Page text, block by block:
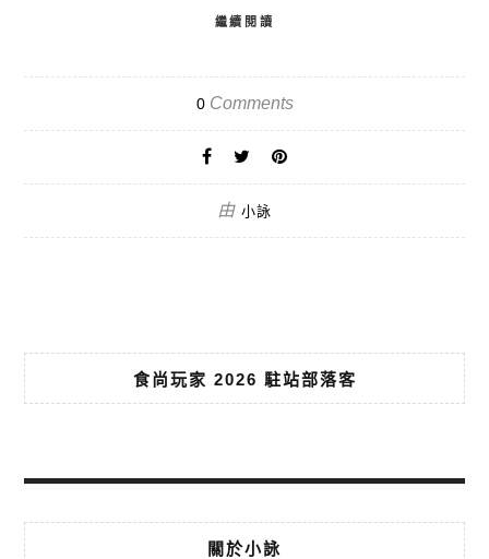
繼續閱讀
0Comments
由 小詠
食尚玩家 2026 駐站部落客
關於小詠